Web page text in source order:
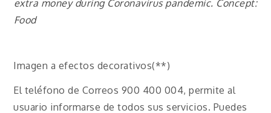
extra money during Coronavirus pandemic. Concept:
Food
Imagen a efectos decorativos(**)
El teléfono de Correos 900 400 004, permite al
usuario informarse de todos sus servicios. Puedes